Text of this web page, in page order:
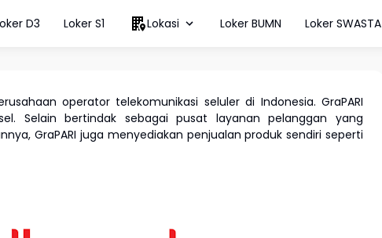
D3 Loker S1 Lokasi Loker BUMN Loker SWASTA
operator telekomunikasi seluler di Indonesia. GraPARI
Selain bertindak sebagai pusat layanan pelanggan yang
GraPARI juga menyediakan penjualan produk sendiri seperti